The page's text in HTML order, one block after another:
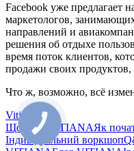
Facebook уже предлагает
маркетологов,
направлений и
решения об отдыхе
время поток клиентов,
продажи своих продуктов,
Что ж, возможно, всё
Vitiana
Що таке VITIANAЯк
Індивідуальний воркшоп